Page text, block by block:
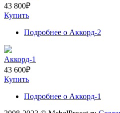
43 800₽
Купить
Подробнее о Аккорд-2
Аккорд-1
43 600₽
Купить
Подробнее о Аккорд-1